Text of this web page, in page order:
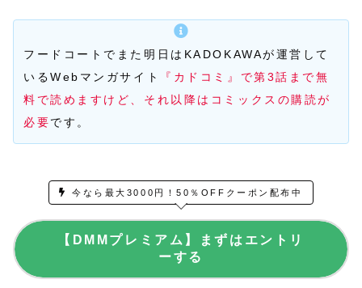
フードコートでまた明日はKADOKAWAが運営して
いるWebマンガサイト
『カドコミ』で第3話まで無
料で読めますけど、それ以降はコミックスの購読が
必要です。
今なら最大3000円！50％OFFクーポン配布中
【DMMプレミアム】まずはエントリ
ーする